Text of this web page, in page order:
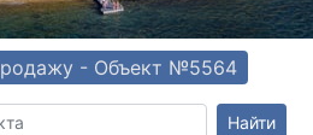
- Объект №5564
Найти